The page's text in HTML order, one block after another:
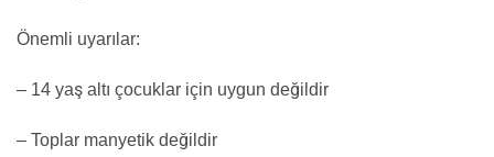
Önemli uyarılar:
– 14 yaş altı çocuklar için uygun değildir
– Toplar manyetik değildir